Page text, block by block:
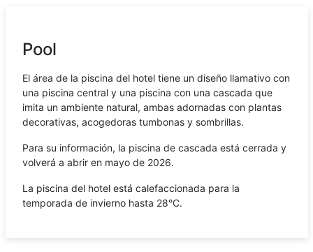
Pool
El área de la piscina del hotel tiene un diseño llamativo con
una piscina central y una piscina con una cascada que
imita un ambiente natural, ambas adornadas con plantas
decorativas, acogedoras tumbonas y sombrillas.
Para su información, la piscina de cascada está cerrada y
volverá a abrir en mayo de 2026.
La piscina del hotel está calefaccionada para la
temporada de invierno hasta 28°C.